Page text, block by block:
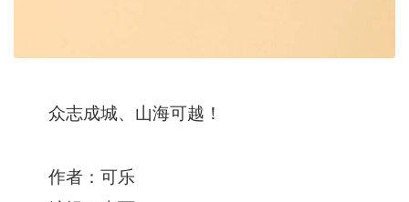
众志成城、山海可越！
作者：可乐